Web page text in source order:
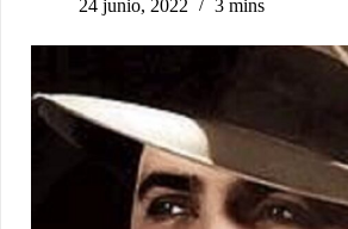
24 junio, 2022 3 mins